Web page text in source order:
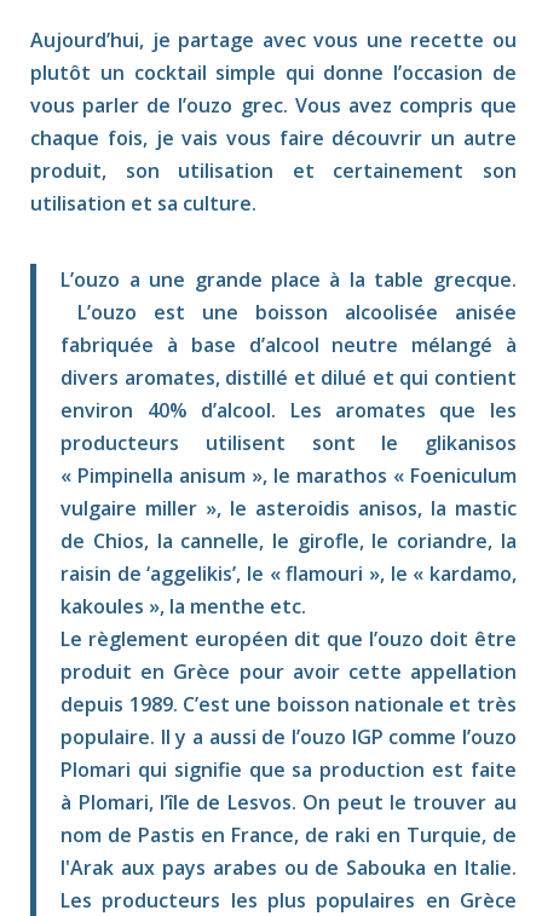
Aujourd’hui, je partage avec vous une recette ou
plutôt un cocktail simple qui donne l’occasion de
vous parler de l’ouzo grec. Vous avez compris que
chaque fois, je vais vous faire découvrir un autre
produit, son utilisation et certainement son
utilisation et sa culture.
L’ouzo a une grande place à la table grecque.
L’ouzo est une boisson alcoolisée anisée
fabriquée à base d’alcool neutre mélangé à
divers aromates, distillé et dilué et qui contient
environ 40% d’alcool. Les aromates que les
producteurs utilisent sont le glikanisos
« Pimpinella anisum », le marathos « Foeniculum
vulgaire miller », le asteroidis anisos, la mastic
de Chios, la cannelle, le girofle, le coriandre, la
raisin de ‘aggelikis’, le « flamouri », le « kardamo,
kakoules », la menthe etc.
Le règlement européen dit que l’ouzo doit être
produit en Grèce pour avoir cette appellation
depuis 1989. C’est une boisson nationale et très
populaire. Il y a aussi de l’ouzo IGP comme l’ouzo
Plomari qui signifie que sa production est faite
à Plomari, l’île de Lesvos. On peut le trouver au
nom de Pastis en France, de raki en Turquie, de
l'Arak aux pays arabes ou de Sabouka en Italie.
Les producteurs les plus populaires en Grèce